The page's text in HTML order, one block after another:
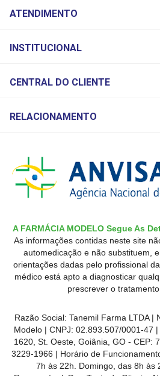
PAGAMENTO
ATENDIMENTO
INSTITUCIONAL
CENTRAL DO CLIENTE
RELACIONAMENTO
A FARMÁCIA MODELO Segue As
As informações contidas neste site
automedicação e não substituem,
orientações dadas pelo profissional
médico está apto a diagnosticar
prescrever o
Razão Social: Tanemil Farma LTDA |
Modelo | CNPJ: 02.893.507/0001-47
1620, St. Oeste, Goiânia, GO - CEP:
3229-1966 | Horário de
7h às 22h. Domingo, das 8h às